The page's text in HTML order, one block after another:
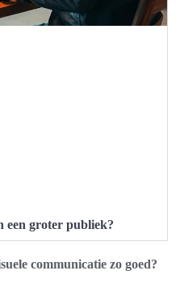
een groter publiek?
communicatie zo goed?